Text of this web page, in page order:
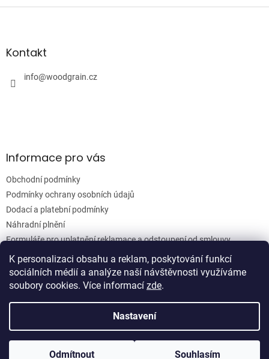
K personalizaci obsahu a reklam, poskytování funkcí
sociálních médií a analýze naší návštěvnosti využíváme
soubory cookies. Více informací zde.
Nastavení
Odmítnout Souhlasím
Z
aKontakt
info@woodgrain.cz
Informace pro vás
Obchodní podmínky
Podmínky ochrany osobních údajů
Dodací a platební podmínky
Náhradní plnění
Formuláře pro uplatnění reklamace a odstoupení od smlouvy
Moje objednávka
Woodgrain s.r.o.
Upravit nastavení cookies